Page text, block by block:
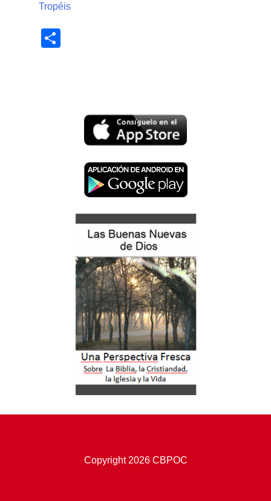
Tropéis
Copyright 2026 CBPOC